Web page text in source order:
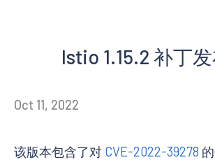
Istio 1.15.2 补丁发
Oct 11, 2022
该版本包含了对 CVE-2022-39278